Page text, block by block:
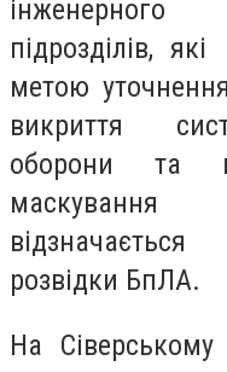
інженерного
підрозділів,
метою
викриття
оборони та
маскування
розвідки БпЛА.
На